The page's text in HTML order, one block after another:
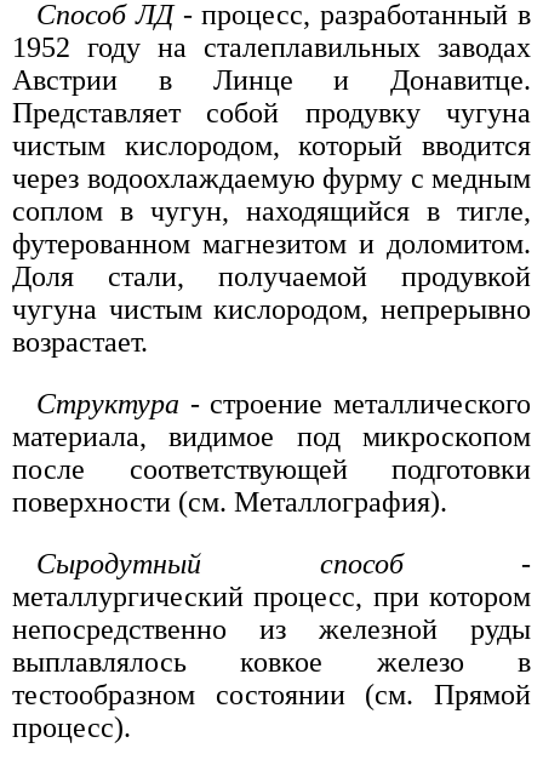
Способ ЛД- процесс, разработанный в
1952 году на сталеплавильных заводах
Австрии в Линце и Донавитце.
Представляет собой продувку чугуна
чистым кислородом, который вводится
через водоохлаждаемую фурму с медным
соплом в чугун, находящийся в тигле,
футерованном магнезитом и доломитом.
Доля стали, получаемой продувкой
чугуна чистым кислородом, непрерывно
возрастает.
Структура - строение металлического
материала, видимое под микроскопом
после соответствующей подготовки
поверхности (см. Металлография).
Сыродутный способ-
металлургический процесс, при котором
непосредственно из железной руды
выплавлялось ковкое железо в
тестообразном состоянии (см. Прямой
процесс).